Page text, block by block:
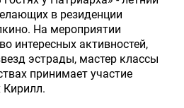
в резиденции
На мероприятии
интересных активностей,
эстрады, мастер классы
принимает участие